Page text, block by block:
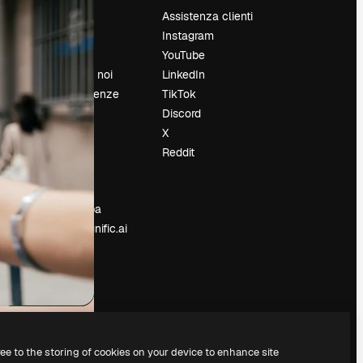
Chi siamo
Recensioni
Lavora con noi
Cerca tendenze
Blog
Eventi
contenuti
Sala stampa
Cerchi magnific.ai
Assistenza clienti
Instagram
YouTube
LinkedIn
TikTok
Discord
X
Reddit
to the storing of cookies on your device to enhance site